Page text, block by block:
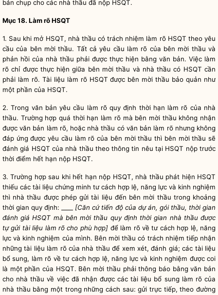
bản chụp cho các nhà thầu đã nộp HSQT.
Mục 18. Làm rõ HSQT
1. Sau khi mở HSQT, nhà thầu có trách nhiệm làm rõ HSQT theo yêu
cầu của bên mời thầu. Tất cả yêu cầu làm rõ của bên mời thầu và
phản hồi của nhà thầu phải được thực hiện bằng văn bản. Việc làm
rõ chỉ được thực hiện giữa bên mời thầu và nhà thầu có HSQT cần
phải làm rõ. Tài liệu làm rõ HSQT được bên mời thầu bảo quản như
một phần của HSQT.
2. Trong văn bản yêu cầu làm rõ quy định thời hạn làm rõ của nhà
thầu. Trường hợp quá thời hạn làm rõ mà bên mời thầu không nhận
được văn bản làm rõ, hoặc nhà thầu có văn bản làm rõ nhưng không
đáp ứng được yêu cầu làm rõ của bên mời thầu thì bên mời thầu sẽ
đánh giá HSQT của nhà thầu theo thông tin nêu tại HSQT nộp trước
thời điểm hết hạn nộp HSQT.
3. Trường hợp sau khi hết hạn nộp HSQT, nhà thầu phát hiện HSQT
thiếu các tài liệu chứng minh tư cách hợp lệ, năng lực và kinh nghiệm
thì nhà thầu được phép gửi tài liệu đến bên mời thầu trong khoảng
thời gian quy định: ____ [Căn cứ tiến độ của dự án, gói thầu, thời gian
đánh giá HSQT mà bên mời thầu quy định thời gian nhà thầu được
tự gửi tài liệu làm rõ cho phù hợp] để làm rõ về tư cách hợp lệ, năng
lực và kinh nghiệm của mình. Bên mời thầu có trách nhiệm tiếp nhận
những tài liệu làm rõ của nhà thầu để xem xét, đánh giá; các tài liệu
bổ sung, làm rõ về tư cách hợp lệ, năng lực và kinh nghiệm được coi
là một phần của HSQT. Bên mời thầu phải thông báo bằng văn bản
cho nhà thầu về việc đã nhận được các tài liệu bổ sung làm rõ của
nhà thầu bằng một trong những cách sau: gửi trực tiếp, theo đường